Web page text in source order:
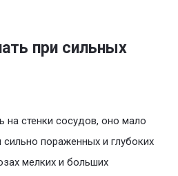
при сильных
на стенки сосудов, оно мало
сильно пораженных и глубоких
мелких и больших